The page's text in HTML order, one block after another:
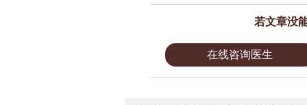
若文章没
在线咨询医生